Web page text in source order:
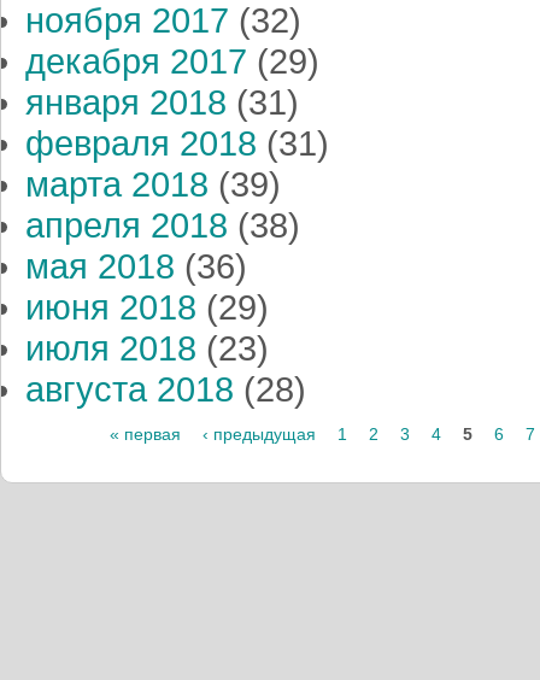
ноября 2017 (32)
декабря 2017 (29)
января 2018 (31)
февраля 2018 (31)
марта 2018 (39)
апреля 2018 (38)
мая 2018 (36)
июня 2018 (29)
июля 2018 (23)
августа 2018 (28)
Страницы« первая ‹ предыдущая 1 2 3 4 5 6 7